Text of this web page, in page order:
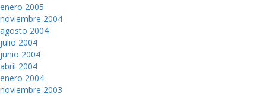
enero 2005
noviembre 2004
agosto 2004
julio 2004
junio 2004
abril 2004
enero 2004
noviembre 2003